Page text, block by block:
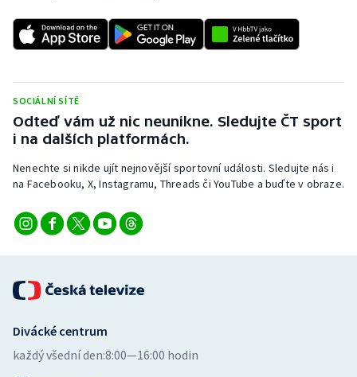
Sportovní střelba
Triatlon
Veslování
Vodní slalom
Volejbal
Ostatní
SOCIÁLNÍ SÍTĚ
Odteď vám už nic neunikne. Sledujte ČT sport
i na dalších platformách.
Nenechte si nikde ujít nejnovější sportovní události. Sledujte nás i
na Facebooku, X, Instagramu, Threads či YouTube a buďte v obraze.
Divácké centrum
každý všední den:8:00—16:00 hodin